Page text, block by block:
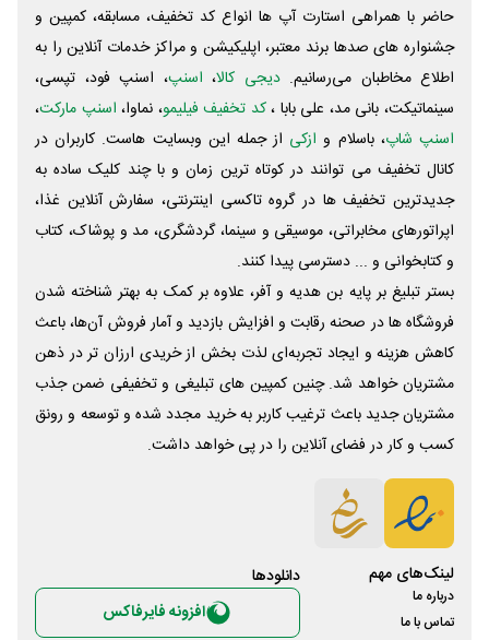
حاضر با همراهی استارت آپ ها انواع کد تخفیف، مسابقه، کمپین و
جشنواره های صدها برند معتبر، اپلیکیشن و مراکز خدمات آنلاین را به
اطلاع مخاطبان می‌رسانیم. دیجی کالا، اسنپ، اسنپ فود، تپسی،
سینماتیکت، بانی مد، علی‌ بابا ،کد تخفیف فیلیمو، نماوا، اسنپ مارکت،
اسنپ شاپ، باسلام و ازکی از جمله این وبسایت ‌هاست. کاربران در
کانال تخفیف می توانند در کوتاه ترین زمان و با چند کلیک ساده به
جدیدترین تخفیف ها در گروه تاکسی اینترنتی، سفارش آنلاین غذا،
اپراتورهای مخابراتی، موسیقی و سینما، گردشگری، مد و پوشاک، کتاب
و کتابخوانی و ... دسترسی پیدا کنند.
بستر تبلیغ بر پایه بن هدیه و آفر، علاوه بر کمک به بهتر شناخته شدن
فروشگاه ها در صحنه رقابت و افزایش بازدید و آمار فروش آن‌ها، باعث
کاهش هزینه و ایجاد تجربه‌ای لذت بخش از خریدی ارزان تر در ذهن
مشتریان خواهد شد. چنین کمپین های تبلیغی و تخفیفی ضمن جذب
مشتریان جدید باعث ترغیب کاربر به خرید مجدد شده و توسعه و رونق
کسب و کار در فضای آنلاین را در پی خواهد داشت.
لینک‌های مهم
درباره ما
تماس با ما
دانلود‌ها
افزونه فایرفاکس